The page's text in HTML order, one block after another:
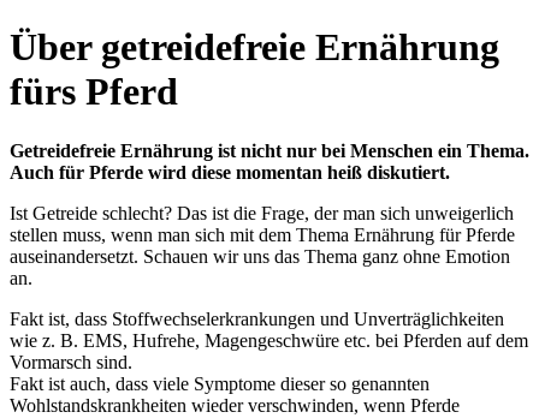
Über getreidefreie Ernährung
fürs Pferd
Getreidefreie Ernährung ist nicht nur bei Menschen ein Thema.
Auch für Pferde wird diese momentan heiß diskutiert.
Ist Getreide schlecht? Das ist die Frage, der man sich unweigerlich
stellen muss, wenn man sich mit dem Thema Ernährung für Pferde
auseinandersetzt. Schauen wir uns das Thema ganz ohne Emotion
an.
Fakt ist, dass Stoffwechselerkrankungen und Unverträglichkeiten
wie z. B. EMS, Hufrehe, Magengeschwüre etc. bei Pferden auf dem
Vormarsch sind.
Fakt ist auch, dass viele Symptome dieser so genannten
Wohlstandskrankheiten wieder verschwinden, wenn Pferde